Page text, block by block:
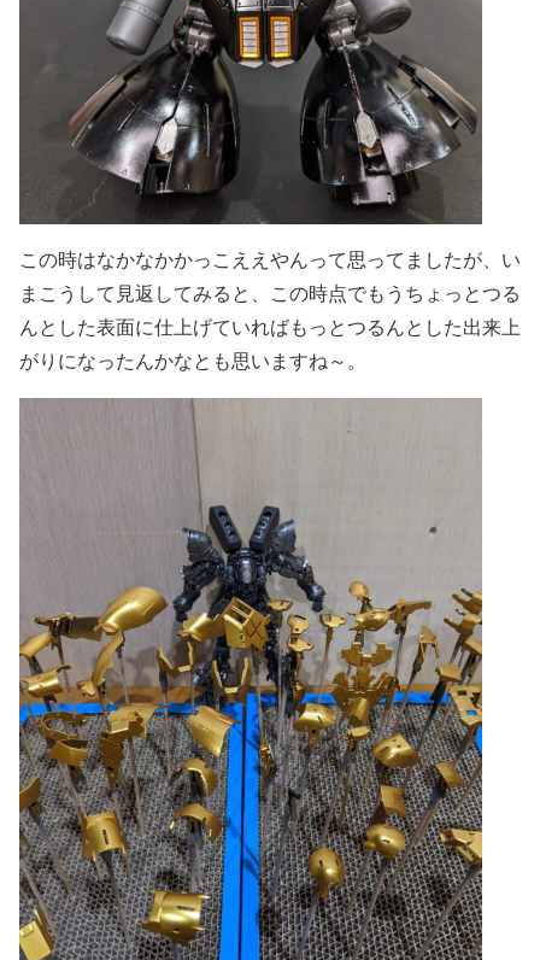
この時はなかなかかっこええやんって思ってましたが、い
まこうして見返してみると、この時点でもうちょっとつる
んとした表面に仕上げていればもっとつるんとした出来上
がりになったんかなとも思いますね～。